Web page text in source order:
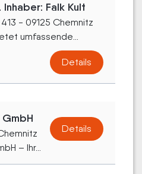
Falk Kult
- 09125 Chemnitz
umfassende...
Details
– Ihr...
Details